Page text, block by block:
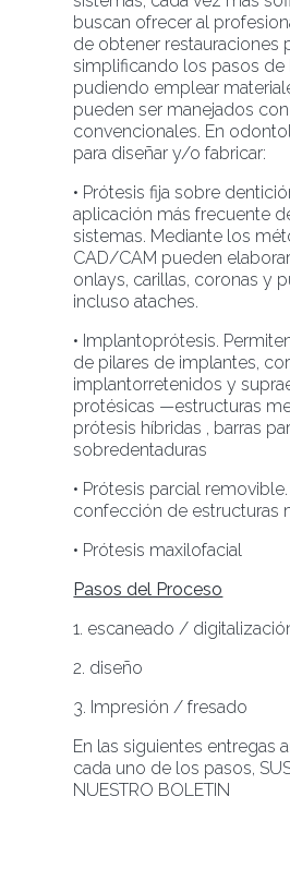
buscan ofrecer al
de obtener restauraciones
simplificando los pasos de
pudiendo emplear
pueden ser manejados
convencionales. En
para diseñar y/o fabricar:
• Prótesis fija sobre
aplicación más frecuente
sistemas. Mediante los
CAD/CAM pueden
onlays, carillas, coronas y
incluso ataches.
• Implantoprótesis.
de pilares de implantes,
implantorretenidos y
protésicas —estructuras
prótesis híbridas , barras
sobredentaduras
• Prótesis parcial
confección de estructuras
• Prótesis maxilofacial
Pasos del Proceso
1. escaneado /
2. diseño
3. Impresión / fresado
En las siguientes entregas
cada uno de los pasos,
NUESTRO BOLETIN